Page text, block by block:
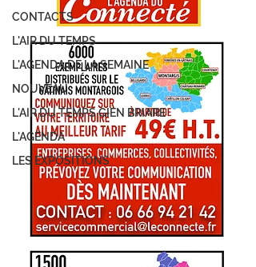
CONTACTS
L'AIR DU TEMPS
L'AGENDA DE LA SEMAINE
NOUVEAU
L'AIR DU TEMPS GIEN BRIARE
L'AGENDA
LES EXPOSITIONS